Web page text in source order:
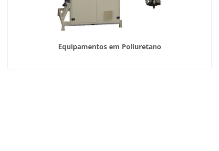
Equipamentos em Poliuretano